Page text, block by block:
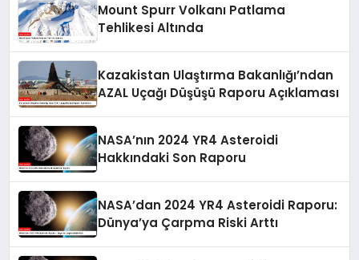
Mount Spurr Volkanı Patlama
Tehlikesi Altında
Kazakistan Ulaştırma Bakanlığı’ndan
AZAL Uçağı Düşüşü Raporu Açıklaması
NASA’nın 2024 YR4 Asteroidi
Hakkındaki Son Raporu
NASA’dan 2024 YR4 Asteroidi Raporu:
Dünya’ya Çarpma Riski Arttı